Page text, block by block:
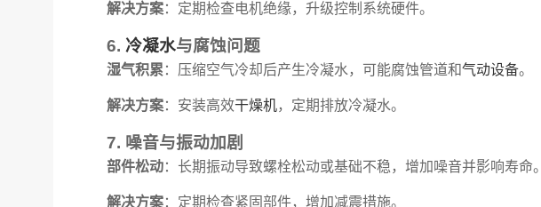
解决方案：定期检查电机绝缘，升级控制系统硬件。
6. 冷凝水与腐蚀问题
湿气积累 ：压缩空气冷却后产生冷凝水，可能腐蚀管道和气动设备。
解决方案：安装高效干燥机，定期排放冷凝水。
7. 噪音与振动加剧
部件松动：长期振动导致螺栓松动或基础不稳，增加噪音并影响寿命。
解决方案：定期检查紧固部件，增加减震措施。